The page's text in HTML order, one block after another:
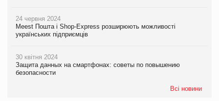
24 червня 2024
Meest Пошта і Shop-Express розширюють можливості
українських підприємців
30 квітня 2024
Защита данных на смартфонах: советы по повышению
безопасности
Всі новини